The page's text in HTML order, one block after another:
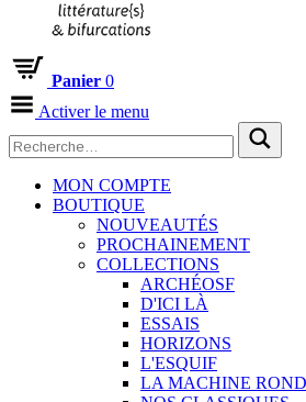
Panier 0
Activer le menu
MON COMPTE
BOUTIQUE
NOUVEAUTÉS
PROCHAINEMENT
COLLECTIONS
ARCHÉOSF
D'ICI LÀ
ESSAIS
HORIZONS
L'ESQUIF
LA MACHINE